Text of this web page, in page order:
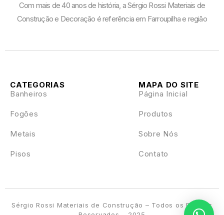
Com mais de 40 anos de história, a Sérgio Rossi Materiais de
Construção e Decoração é referência em Farroupilha e região
MAPA DO SITE
Página Inicial
Produtos
Sobre Nós
Contato
CATEGORIAS
Banheiros
Fogões
Metais
Pisos
Sérgio Rossi Materiais de Construção – Todos os Direitos